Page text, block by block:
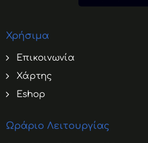
Χρήσιμα
Επικοινωνία
Χάρτης
Eshop
Ωράριο Λειτουργίας